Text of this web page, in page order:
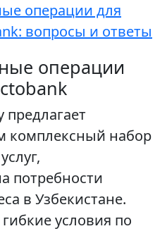
операции для
вопросы и ответы
операции
предлагает
комплексный набор
потребности
в Узбекистане.
условия по